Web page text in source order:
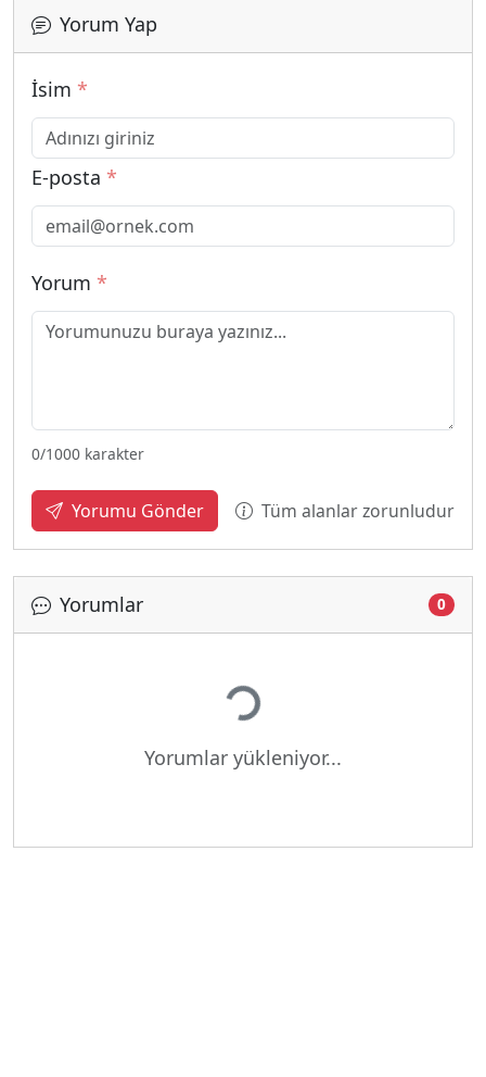
Yorum Yap
İsim *
E-posta *
Yorum *
0/1000 karakter
Yorumu Gönder Tüm alanlar zorunludur
Yorumlar 0
Yükleniyor...
Yorumlar yükleniyor...